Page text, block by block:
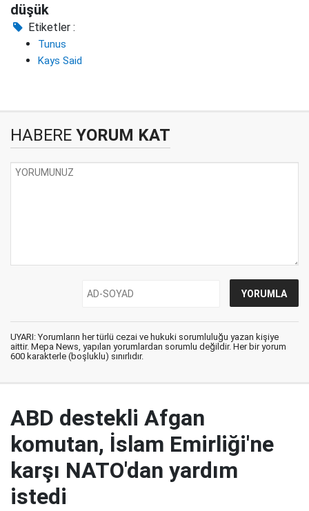
düşük
Etiketler :
Tunus
Kays Said
HABERE YORUM KAT
UYARI: Yorumların her türlü cezai ve hukuki sorumluluğu yazan kişiye
aittir. Mepa News, yapılan yorumlardan sorumlu değildir. Her bir yorum
600 karakterle (boşluklu) sınırlıdır.
ABD destekli Afgan
komutan, İslam Emirliği'ne
karşı NATO'dan yardım
istedi